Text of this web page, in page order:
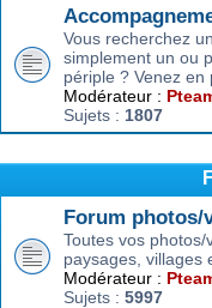
Vous recherchez
simplement un ou
périple ? Venez en
Modérateur :
Sujets : 1807
Forum photos/
Toutes vos photos/
paysages, villages
Modérateur :
Sujets : 5997